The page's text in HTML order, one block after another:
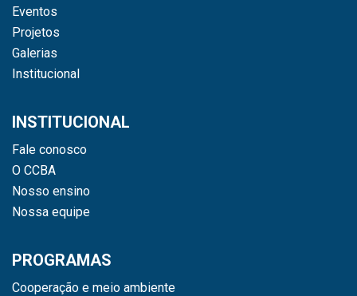
Eventos
Projetos
Galerias
Institucional
INSTITUCIONAL
Fale conosco
O CCBA
Nosso ensino
Nossa equipe
PROGRAMAS
Cooperação e meio ambiente